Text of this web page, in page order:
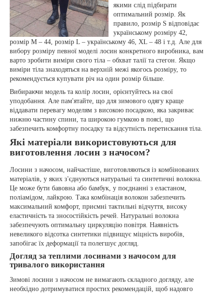
якими слід підбирати
оптимальний розмір. Як
правило, розмір S відповідає
українському розміру 42,
розмір М – 44, розмір L – українському 46, XL – 48 і т.д. Але для
вибору розміру певної моделі лосин конкретного виробника, вам
варто зробити виміри свого тіла – обхват талії та стегон. Якщо
виміри тіла знаходяться на верхній межі якогось розміру, то
рекомендується купувати річ на один розмір більше.
Вибираючи модель та колір лосин, орієнтуйтесь на свої
уподобання. Але пам'ятайте, що для зимового одягу краще
віддавати перевагу моделям з високою посадкою, яка закриває
нижню частину спини, та широкою гумкою в поясі, що
забезпечить комфортну посадку та відсутність перетискання тіла.
Які матеріали використовуються для
виготовлення лосин з начосом?
Лосини з начосом, найчастіше, виготовляються із комбінованих
матеріалів, у яких з'єднуються натуральні та синтетичні волокна.
Це може бути бавовна або бамбук, у поєднанні з еластаном,
поліамідом, лайкрою. Така комбінація волокон забезпечить
максимальний комфорт, приємні тактильні відчуття, високу
еластичність та зносостійкість речей. Натуральні волокна
забезпечують оптимальну циркуляцію повітря. Наявність
невеликого відсотка синтетики підвищує міцність виробів,
запобігає їх деформації та полегшує догляд.
Догляд за теплими лосинами з начосом для
тривалого використання
Зимові лосини з начосом не вимагають складного догляду, але
необхідно дотримуватися простих рекомендацій, щоб надовго